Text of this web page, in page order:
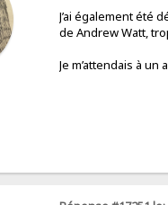
J’ai également été
de Andrew Watt,
Je m’attendais à